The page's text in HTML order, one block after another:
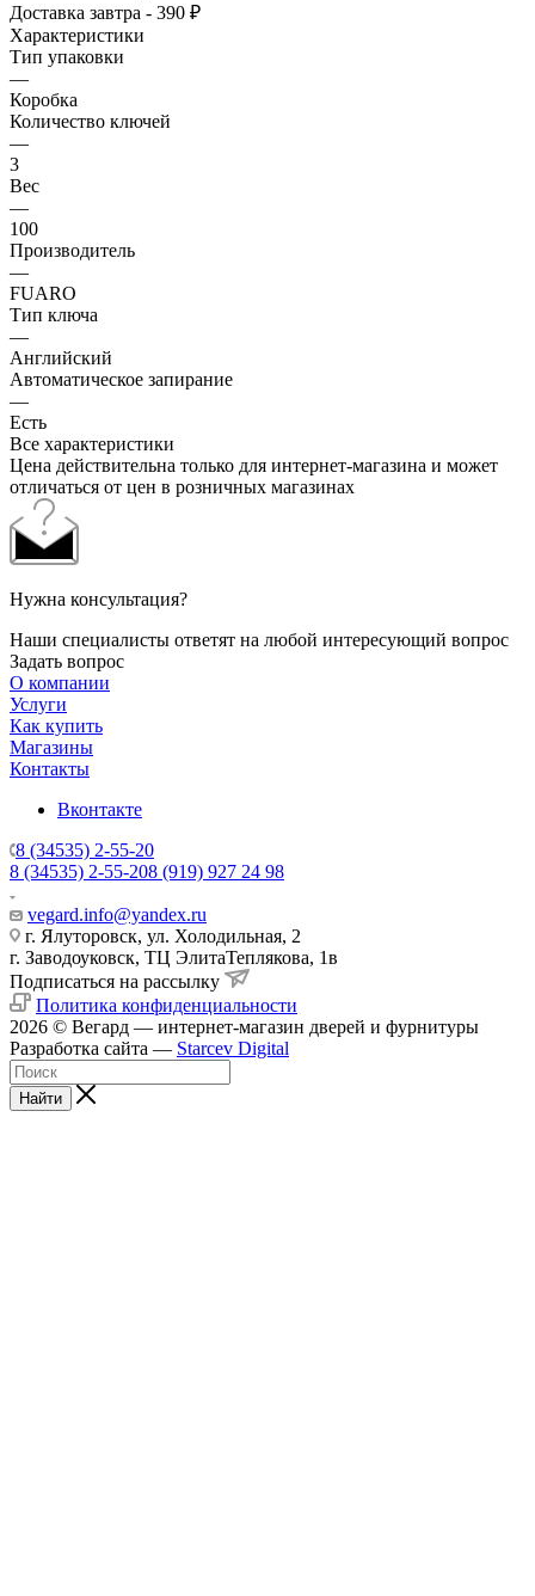
Доставка завтра - 390 ₽
Характеристики
Тип упаковки
—
Коробка
Количество ключей
—
3
Вес
—
100
Производитель
—
FUARO
Тип ключа
—
Английский
Автоматическое запирание
—
Есть
Все характеристики
Цена действительна только для интернет-магазина и может
отличаться от цен в розничных магазинах
Нужна консультация?
Наши специалисты ответят на любой интересующий вопрос
Задать вопрос
О компании
Услуги
Как купить
Магазины
Контакты
Вконтакте
8 (34535) 2-55-20
8 (34535) 2-55-208 (919) 927 24 98
vegard.info@yandex.ru
г. Ялуторовск, ул. Холодильная, 2
г. Заводоуковск, ​ТЦ Элита​Теплякова, 1в
Подписаться на рассылку
Политика конфиденциальности
2026 © Вегард — интернет-магазин дверей и фурнитуры
Разработка сайта — Starcev Digital
Найти